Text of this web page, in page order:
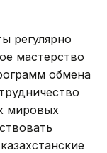
регулярно
мастерство
обмена
мировых